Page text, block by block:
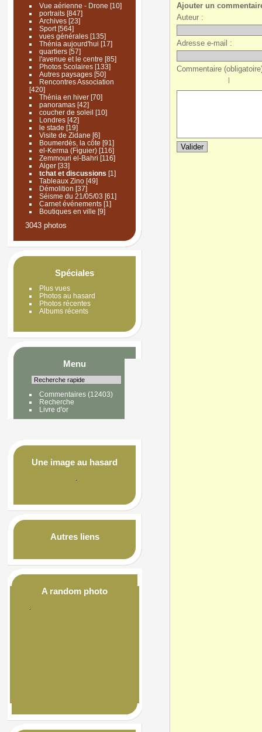
Vue aérienne - Drone [10]
portraits[847]
Archives [23]
Sport[564]
vues générales[135]
Thénia aujourd'hui [17]
quartiers[57]
l'avenue et le centre [85]
Photos Scolaires[133]
Autres paysages[50]
Rencontres Association
[420]
Thénia en hiver[70]
panoramas[42]
coucher de soleil [10]
Londres[42]
le stade [19]
Visite de Zidane [6]
Boumerdès, la côte [91]
el-Kerma (Figuier)[116]
Zemmouri el-Bahri [116]
Alger[33]
tchat et discussions [1]
Tableaux Zino[49]
Démolition [37]
Séisme du 21/05/03 [61]
Carnet événements[1]
Boutiques en ville [9]
3043 photos
Spéciales
Plus vues
Photos au hasard
Photos récentes
Albums récents
Menu
Commentaires(12403)
Recherche
Livre d'or
Une image au hasard
Autres liens
A random photo
Ajouter un
Auteur :
Adresse e-mail :
Commentaire
|